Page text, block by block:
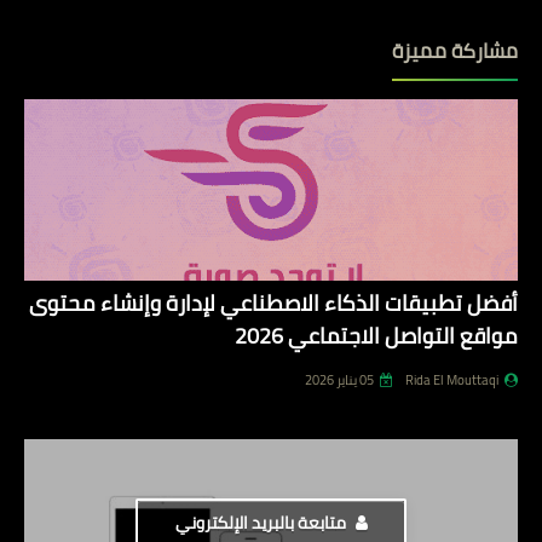
مشاركة مميزة
أفضل تطبيقات الذكاء الاصطناعي لإدارة وإنشاء محتوى
مواقع التواصل الاجتماعي 2026
Rida El Mouttaqi 05 يناير 2026
متابعة بالبريد الإلكتروني